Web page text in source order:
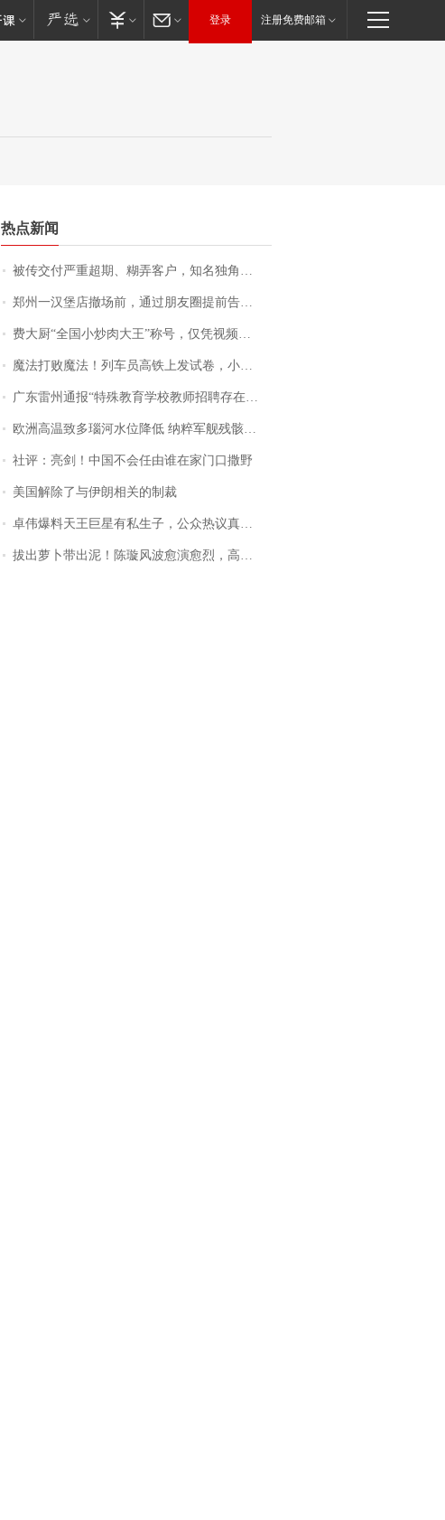
登录 注册免费邮箱
热点新闻
被传交付严重超期、糊弄客户，知名独角兽车企创始人回应：都没证据，将依法采取措施，“本人长期与美国交管局保持沟通，对方表示肯定”
郑州一汉堡店撤场前，通过朋友圈提前告知逐一退费，有顾客仅剩1元也全被退回，分文不少；顾客：言而有信，让人感动
费大厨“全国小炒肉大王”称号，仅凭视频评出？中国烹饪协会回应
魔法打败魔法！列车员高铁上发试卷，小朋友一秒静音，12306回应：列车员个人行为，不是铁路规定
广东雷州通报“特殊教育学校教师招聘存在违规行为”：已启动问责程序 副校长被停职
欧洲高温致多瑙河水位降低 纳粹军舰残骸重见天日
社评：亮剑！中国不会任由谁在家门口撒野
美国解除了与伊朗相关的制裁
卓伟爆料天王巨星有私生子，公众热议真假难辨，实锤何时到来？
拔出萝卜带出泥！陈璇风波愈演愈烈，高晓松、张铁林也被“揪出”